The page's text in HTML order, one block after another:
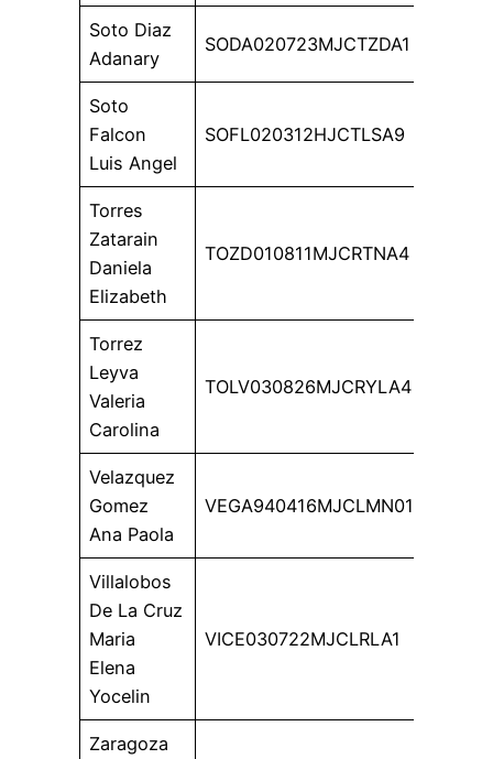
Soto Diaz
Adanary
SODA020723MJCTZDA1
Soto
Falcon
Luis Angel
SOFL020312HJCTLSA9
Torres
Zatarain
Daniela
Elizabeth
TOZD010811MJCRTNA4
Torrez
Leyva
Valeria
Carolina
TOLV030826MJCRYLA4
Velazquez
Gomez
Ana Paola
VEGA940416MJCLMN01
Villalobos
De La Cruz
Maria
Elena
Yocelin
VICE030722MJCLRLA1
Zaragoza